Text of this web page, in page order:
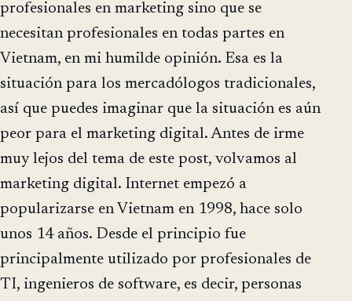
profesionales en marketing sino que se
necesitan profesionales en todas partes en
Vietnam, en mi humilde opinión. Esa es la
situación para los mercadólogos tradicionales,
así que puedes imaginar que la situación es aún
peor para el marketing digital. Antes de irme
muy lejos del tema de este post, volvamos al
marketing digital. Internet empezó a
popularizarse en Vietnam en 1998, hace solo
unos 14 años. Desde el principio fue
principalmente utilizado por profesionales de
TI, ingenieros de software, es decir, personas